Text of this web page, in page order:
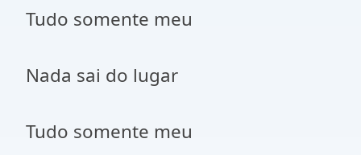
Tudo somente meu
Nada sai do lugar
Tudo somente meu